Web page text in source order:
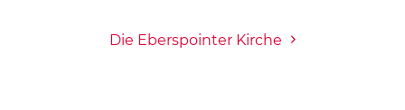
Die Eberspointer Kirche